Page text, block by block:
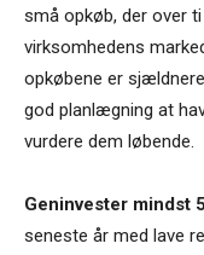
små opkøb, der over
virksomhedens
opkøbene er
god planlægning at
vurdere dem løbende.
Geninvester mindst
seneste år med lave